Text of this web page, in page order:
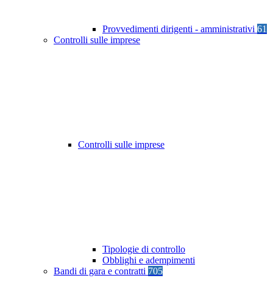
Provvedimenti dirigenti - amministrativi 61
Controlli sulle imprese
Controlli sulle imprese
Tipologie di controllo
Obblighi e adempimenti
Bandi di gara e contratti 705